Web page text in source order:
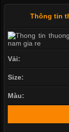
Thông tin
Vải:
Size:
Màu: